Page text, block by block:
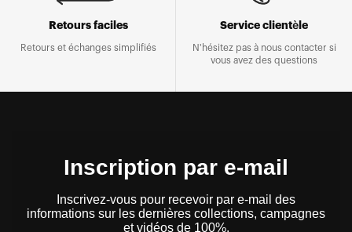
Retours faciles
Retours et échanges simplifiés
Service clientèle
N'hésitez pas à nous contacter si
vous avez des questions
Inscription par e-mail
Inscrivez-vous pour recevoir par e-mail des
informations sur les dernières collections, campagnes
et vidéos de 100%.